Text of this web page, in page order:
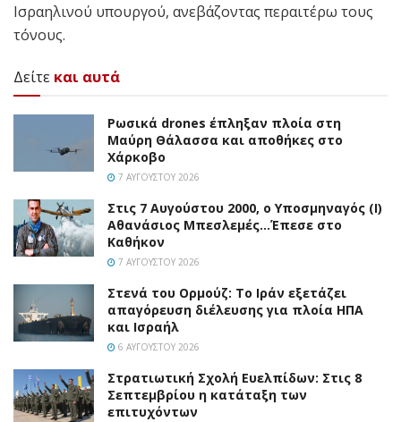
Ισραηλινού υπουργού, ανεβάζοντας περαιτέρω τους
τόνους.
Δείτε και αυτά
Ρωσικά drones έπληξαν πλοία στη
Μαύρη Θάλασσα και αποθήκες στο
Χάρκοβο
7 ΑΥΓΟΎΣΤΟΥ 2026
Στις 7 Αυγούστου 2000, ο Υποσμηναγός (Ι)
Αθανάσιος Μπεσλεμές…Έπεσε στο
Καθήκον
7 ΑΥΓΟΎΣΤΟΥ 2026
Στενά του Ορμούζ: Το Ιράν εξετάζει
απαγόρευση διέλευσης για πλοία ΗΠΑ
και Ισραήλ
6 ΑΥΓΟΎΣΤΟΥ 2026
Στρατιωτική Σχολή Ευελπίδων: Στις 8
Σεπτεμβρίου η κατάταξη των
επιτυχόντων